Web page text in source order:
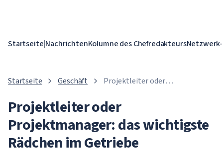
Startseite|NachrichtenKolumne des Chefredakteurs
Startseite Geschäft
Projektleiter oder
Rädchen im Getriebe
Projektleiter oder
Projektmanager: das wichtigste
Rädchen im Getriebe